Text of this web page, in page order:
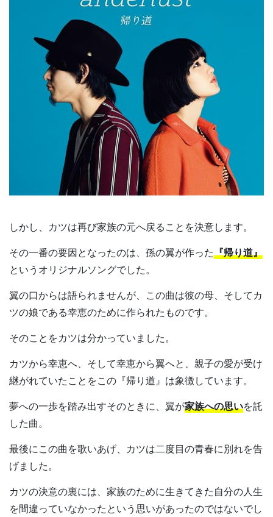
しかし、カツは再び家族の元へ戻ることを決意します。
その一番の要因となったのは、孫の翼が作った『帰り道』
というオリジナルソングでした。
翼の口からは語られませんが、この曲は彼の母、そしてカ
ツの娘である幸恵のために作られたものです。
そのことをカツは分かっていました。
カツから幸恵へ、そして幸恵から翼へと、親子の愛が受け
継がれていたことをこの『帰り道』は象徴しています。
夢への一歩を踏み出すそのときに、翼が家族への思いを託
した曲。
最後にこの曲を歌いあげ、カツは二度目の青春に別れを告
げました。
カツの決意の裏には、家族のために生きてきた自分の人生
を間違っていなかったという思いがあったのではないでし